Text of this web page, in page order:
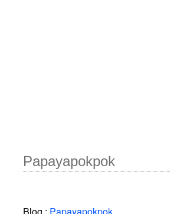
Papayapokpok
Blog : Papayapokpok